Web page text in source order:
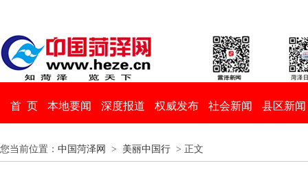
首 页 本地要闻 深度报道 权威发布 社会新闻 县区新闻
您当前位置： 中国菏泽网 > 美丽中国行 > 正文